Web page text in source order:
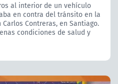
al interior de un vehículo
en contra del tránsito en la
Contreras, en Santiago.
condiciones de salud y